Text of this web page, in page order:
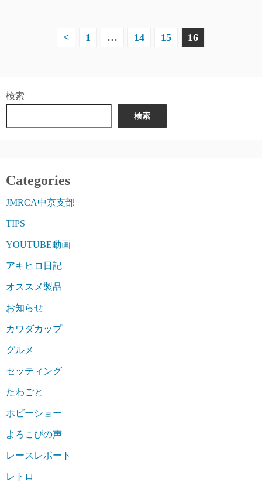
ペ
ー
送
り
< 1 … 14 15 16
検索
検索
Categories
JMRCA中京支部
TIPS
YOUTUBE動画
アキヒロ日記
オススメ製品
お知らせ
カワダカップ
グルメ
セッティング
たわごと
ホビーショー
よろこびの声
レースレポート
レトロ